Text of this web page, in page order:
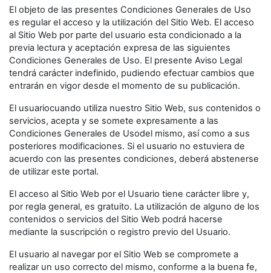
El objeto de las presentes Condiciones Generales de Uso
es regular el acceso y la utilización del Sitio Web. El acceso
al Sitio Web por parte del usuario esta condicionado a la
previa lectura y aceptación expresa de las siguientes
Condiciones Generales de Uso. El presente Aviso Legal
tendrá carácter indefinido, pudiendo efectuar cambios que
entrarán en vigor desde el momento de su publicación.
El usuariocuando utiliza nuestro Sitio Web, sus contenidos o
servicios, acepta y se somete expresamente a las
Condiciones Generales de Usodel mismo, así como a sus
posteriores modificaciones. Si el usuario no estuviera de
acuerdo con las presentes condiciones, deberá abstenerse
de utilizar este portal.
El acceso al Sitio Web por el Usuario tiene carácter libre y,
por regla general, es gratuito. La utilización de alguno de los
contenidos o servicios del Sitio Web podrá hacerse
mediante la suscripción o registro previo del Usuario.
El usuario al navegar por el Sitio Web se compromete a
realizar un uso correcto del mismo, conforme a la buena fe,